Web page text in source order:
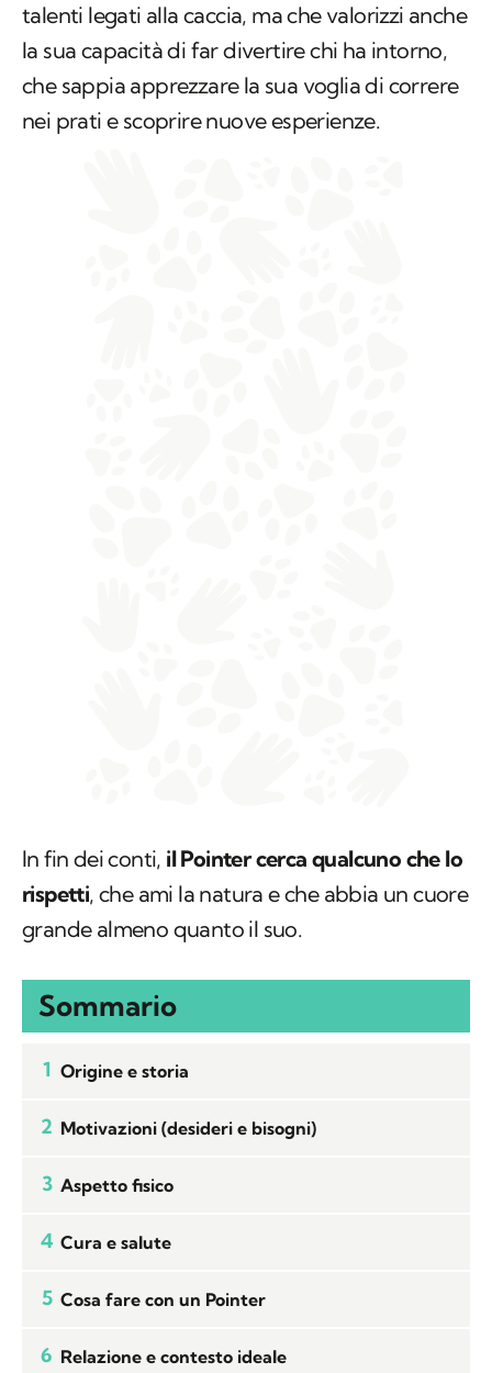
talenti legati alla caccia, ma che valorizzi anche
la sua capacità di far divertire chi ha intorno,
che sappia apprezzare la sua voglia di correre
nei prati e scoprire nuove esperienze.
In fin dei conti, il Pointer cerca qualcuno che lo
rispetti, che ami la natura e che abbia un cuore
grande almeno quanto il suo.
Sommario
1 Origine e storia
2 Motivazioni (desideri e bisogni)
3 Aspetto fisico
4 Cura e salute
5 Cosa fare con un Pointer
6 Relazione e contesto ideale